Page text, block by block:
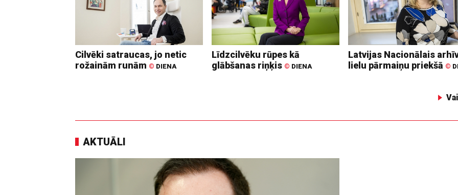
Cilvēki satraucas, jo netic
rožainām runām © DIENA
Līdzcilvēku rūpes kā
glābšanas riņķis © DIENA
Latvijas Nacionālais
lielu pārmaiņu priekšā ©
AKTUĀLI